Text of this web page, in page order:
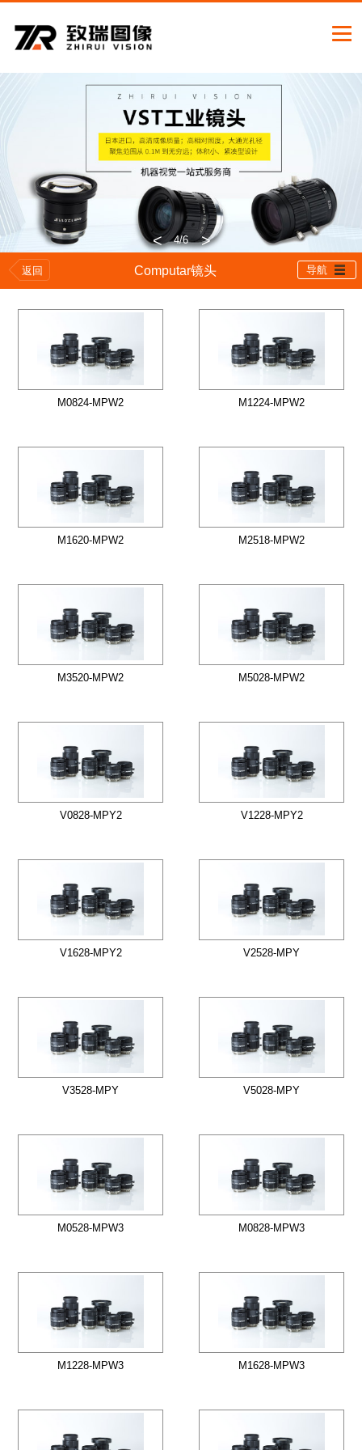
4/6
< >
返回 Computar镜头 导航
M0824-MPW2 M1224-MPW2
M1620-MPW2 M2518-MPW2
M3520-MPW2 M5028-MPW2
V0828-MPY2 V1228-MPY2
V1628-MPY2 V2528-MPY
V3528-MPY V5028-MPY
M0528-MPW3 M0828-MPW3
M1228-MPW3 M1628-MPW3